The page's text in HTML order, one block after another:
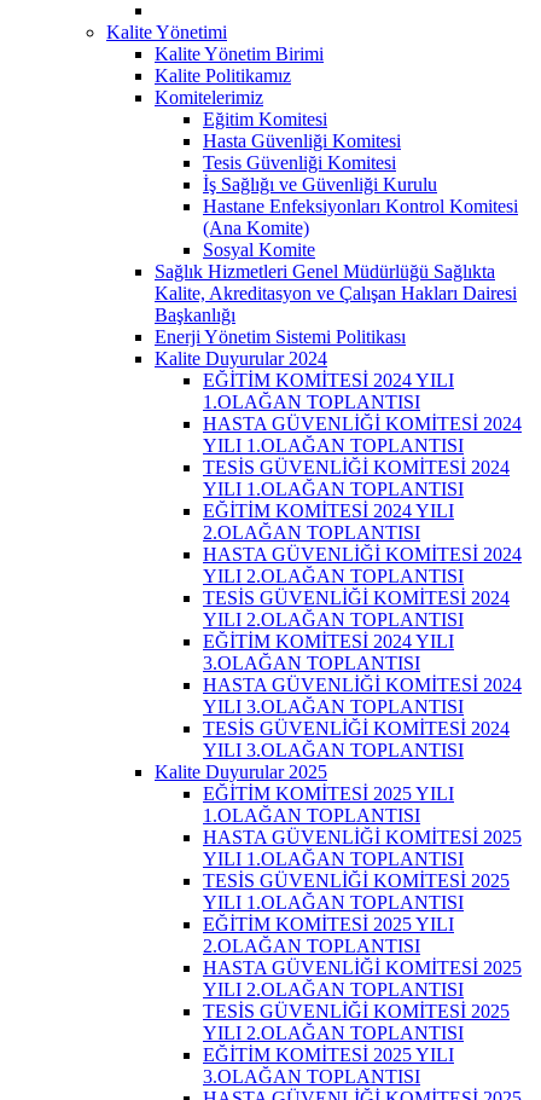
Kalite Yönetimi
Kalite Yönetim Birimi
Kalite Politikamız
Komitelerimiz
Eğitim Komitesi
Hasta Güvenliği Komitesi
Tesis Güvenliği Komitesi
İş Sağlığı ve Güvenliği Kurulu
Hastane Enfeksiyonları Kontrol Komitesi
(Ana Komite)
Sosyal Komite
Sağlık Hizmetleri Genel Müdürlüğü Sağlıkta
Kalite, Akreditasyon ve Çalışan Hakları Dairesi
Başkanlığı
Enerji Yönetim Sistemi Politikası
Kalite Duyurular 2024
EĞİTİM KOMİTESİ 2024 YILI
1.OLAĞAN TOPLANTISI
HASTA GÜVENLİĞİ KOMİTESİ 2024
YILI 1.OLAĞAN TOPLANTISI
TESİS GÜVENLİĞİ KOMİTESİ 2024
YILI 1.OLAĞAN TOPLANTISI
EĞİTİM KOMİTESİ 2024 YILI
2.OLAĞAN TOPLANTISI
HASTA GÜVENLİĞİ KOMİTESİ 2024
YILI 2.OLAĞAN TOPLANTISI
TESİS GÜVENLİĞİ KOMİTESİ 2024
YILI 2.OLAĞAN TOPLANTISI
EĞİTİM KOMİTESİ 2024 YILI
3.OLAĞAN TOPLANTISI
HASTA GÜVENLİĞİ KOMİTESİ 2024
YILI 3.OLAĞAN TOPLANTISI
TESİS GÜVENLİĞİ KOMİTESİ 2024
YILI 3.OLAĞAN TOPLANTISI
Kalite Duyurular 2025
EĞİTİM KOMİTESİ 2025 YILI
1.OLAĞAN TOPLANTISI
HASTA GÜVENLİĞİ KOMİTESİ 2025
YILI 1.OLAĞAN TOPLANTISI
TESİS GÜVENLİĞİ KOMİTESİ 2025
YILI 1.OLAĞAN TOPLANTISI
EĞİTİM KOMİTESİ 2025 YILI
2.OLAĞAN TOPLANTISI
HASTA GÜVENLİĞİ KOMİTESİ 2025
YILI 2.OLAĞAN TOPLANTISI
TESİS GÜVENLİĞİ KOMİTESİ 2025
YILI 2.OLAĞAN TOPLANTISI
EĞİTİM KOMİTESİ 2025 YILI
3.OLAĞAN TOPLANTISI